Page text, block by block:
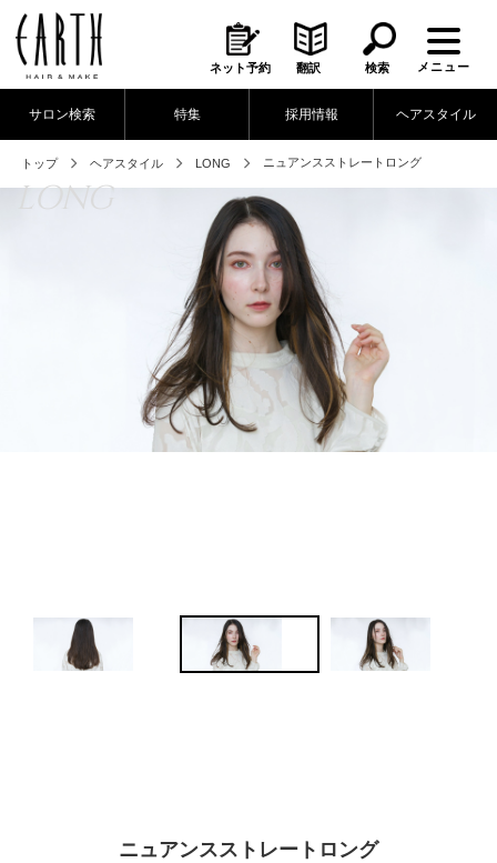
ネット予約 翻訳 検索 メニュー
サロン検索 特集 採用情報 ヘアスタイル
トップ ヘアスタイル LONG ニュアンスストレートロング
LONG
ニュアンスストレートロング